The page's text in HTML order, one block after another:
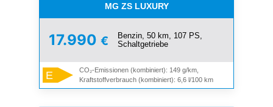
MG ZS LUXURY
17.990 €
Benzin, 50 km, 107 PS,
Schaltgetriebe
E
CO₂-Emissionen (kombiniert): 149 g/km,
Kraftstoffverbrauch (kombiniert): 6,6 l/100 km